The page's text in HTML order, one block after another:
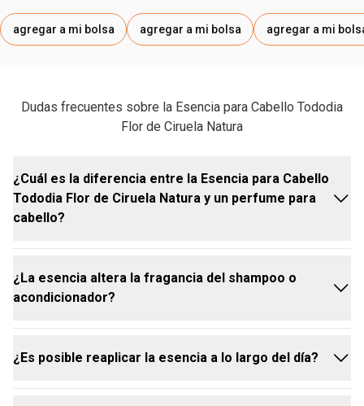
agregar a mi bolsa agregar a mi bolsa agregar a mi
Dudas frecuentes sobre la Esencia para Cabello Tododia
Flor de Ciruela Natura
¿Cuál es la diferencia entre la Esencia para Cabello
Tododia Flor de Ciruela Natura y un perfume para
cabello?
En la práctica, ambos cumplen la misma función, con
el diferencial de tener una fórmula desarrollada
¿La esencia altera la fragancia del shampoo o
acondicionador?
No. Actúa como un complemento de los otros
¿Es posible reaplicar la esencia a lo largo del día?